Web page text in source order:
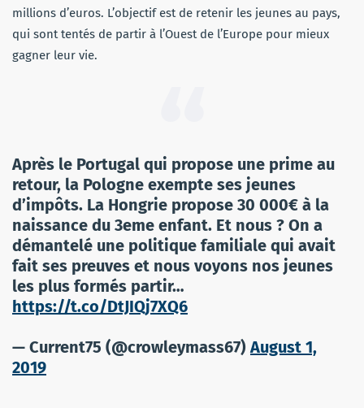
millions d’euros. L’objectif est de retenir les jeunes au pays,
qui sont tentés de partir à l’Ouest de l’Europe pour mieux
gagner leur vie.
Après le Portugal qui propose une prime au
retour, la Pologne exempte ses jeunes
d’impôts. La Hongrie propose 30 000€ à la
naissance du 3eme enfant. Et nous ? On a
démantelé une politique familiale qui avait
fait ses preuves et nous voyons nos jeunes
les plus formés partir…
https://t.co/DtJIQj7XQ6
— Current75 (@crowleymass67)August 1,
2019